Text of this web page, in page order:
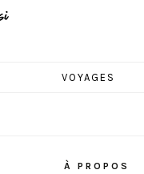
VOYAGES
À PROPOS